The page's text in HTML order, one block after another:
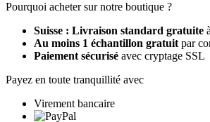
Pourquoi acheter sur notre boutique ?
Suisse : Livraison standard gratuite
Au moins 1 échantillon gratuit par
Paiement sécurisé avec cryptage SSL
Payez en toute tranquillité avec
Virement bancaire